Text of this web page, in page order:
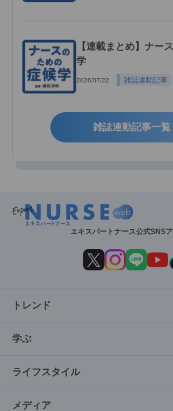
【連載まとめ】ナー
学
2026/07/22 雑誌連動記事
雑誌連動記事一覧
エキスパートナース公式SNS
トレンド
学ぶ
ライフスタイル
メディア